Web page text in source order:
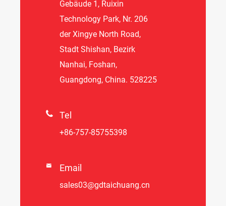
Gebäude 1, Ruixin
Technology Park, Nr. 206
der Xingye North Road,
Stadt Shishan, Bezirk
Nanhai, Foshan,
Guangdong, China. 528225
 Tel
+86-757-85755398
 Email
sales03@gdtaichuang.cn